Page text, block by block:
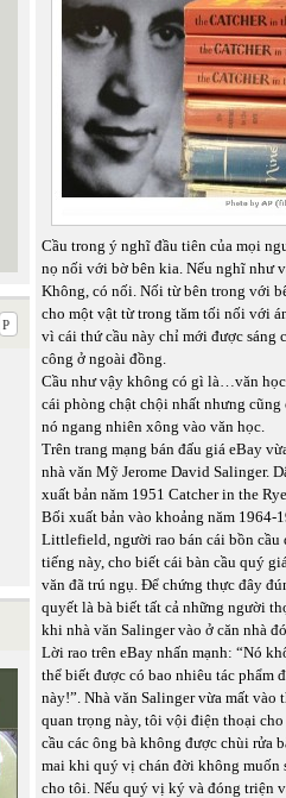
Cầu trong ý nghĩ đầu tiên của mọi
nọ nối với bờ bên kia. Nếu nghĩ như
Không, có nối. Nối từ bên trong với
cho một vật từ trong tăm tối nối với
vì cái thứ cầu này chỉ mới được
công ở ngoài đồng.
Cầu như vậy không có gì là…văn
cái phòng chật chội nhất nhưng
nó ngang nhiên xông vào văn học.
Trên trang mạng bán đấu giá eBay
nhà văn Mỹ Jerome David Salinger.
xuất bản năm 1951 Catcher in the
Bối xuất bản vào khoảng năm 1964-
Littlefield, người rao bán cái bồn cầu
tiếng này, cho biết cái bàn cầu quý
văn đã trú ngụ. Để chứng thực đây
quyết là bà biết tất cả những người
khi nhà văn Salinger vào ở căn nhà
Lời rao trên eBay nhấn mạnh: “Nó
thể biết được có bao nhiêu tác phẩm
này!”. Nhà văn Salinger vừa mất
quan trọng này, tôi vội điện thoại
cầu các ông bà không được chùi rửa
mai khi quý vị chán đời không muốn
cho tôi. Nếu quý vị ký và đóng triện